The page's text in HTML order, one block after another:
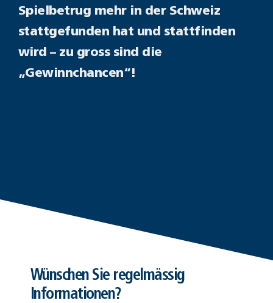
Spielbetrug mehr in der Schweiz
stattgefunden hat und stattfinden
wird – zu gross sind die
„Gewinnchancen“!
Wünschen Sie regelmässig
Informationen?